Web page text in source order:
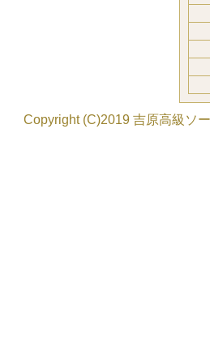
Copyright (C)2019吉原高級ソ